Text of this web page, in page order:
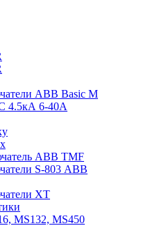
ABB Basic M
4.5кА 6-40А
ABB TMF
S-803 АВВ
XT
MS132, MS450